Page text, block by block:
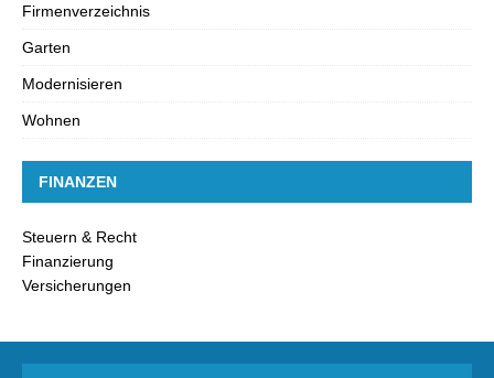
Firmenverzeichnis
Garten
Modernisieren
Wohnen
FINANZEN
Steuern & Recht
Finanzierung
Versicherungen